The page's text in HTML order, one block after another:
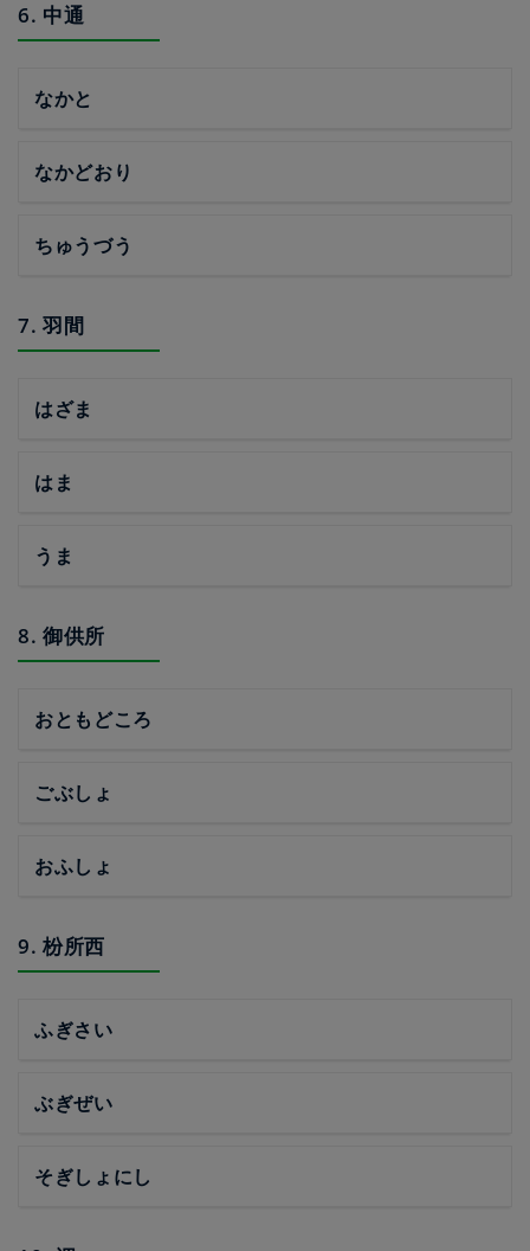
6. 中通
なかと
なかどおり
ちゅうづう
7. 羽間
はざま
はま
うま
8. 御供所
おともどころ
ごぶしょ
おふしょ
9. 枌所西
ふぎさい
ぶぎぜい
そぎしょにし